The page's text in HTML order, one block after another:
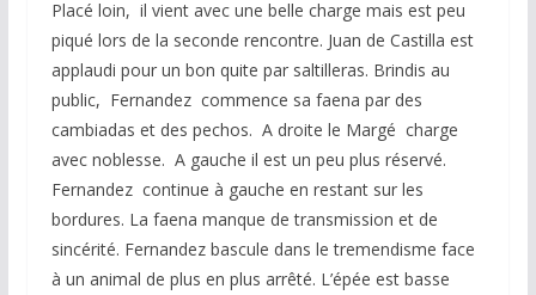
Placé loin, il vient avec une belle charge mais est peu
piqué lors de la seconde rencontre. Juan de Castilla est
applaudi pour un bon quite par saltilleras. Brindis au
public, Fernandez commence sa faena par des
cambiadas et des pechos. A droite le Margé charge
avec noblesse. A gauche il est un peu plus réservé.
Fernandez continue à gauche en restant sur les
bordures. La faena manque de transmission et de
sincérité. Fernandez bascule dans le tremendisme face
à un animal de plus en plus arrêté. L’épée est basse